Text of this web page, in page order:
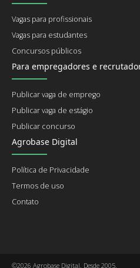
Vagas para profissionais
Vagas para estudantes
Concursos públicos
Para empregadores e
Publicar vaga de emprego
Publicar vaga de estágio
Publicar concurso
Agrobase Digital
Política de Privacidade
Termos de uso
Contato
©2026 Agrobase Digital. Desde 2005.